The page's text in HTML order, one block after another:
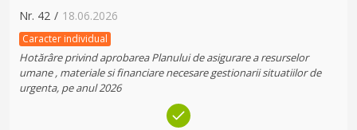
Nr. 42 / 18.06.2026
Caracter individual
Hotărâre privind aprobarea Planului de asigurare a resurselor
umane , materiale si financiare necesare gestionarii situatiilor de
urgenta, pe anul 2026